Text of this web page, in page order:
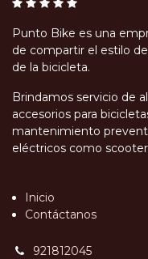
Punto Bike es una
de compartir el estilo
de la bicicleta.
Brindamos servicio de
accesorios para
mantenimiento
eléctricos como
Inicio
Contáctanos
921812045